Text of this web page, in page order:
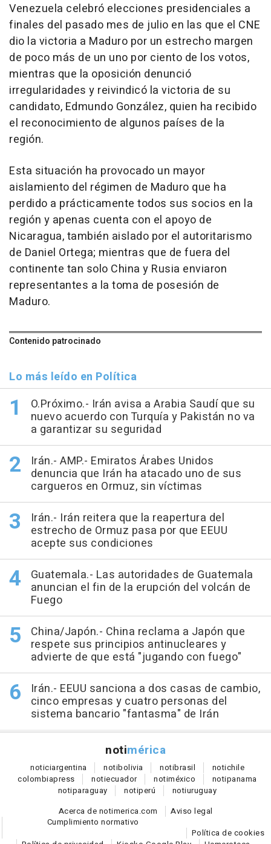
Venezuela celebró elecciones presidenciales a
finales del pasado mes de julio en las que el CNE
dio la victoria a Maduro por un estrecho margen
de poco más de un uno por ciento de los votos,
mientras que la oposición denunció
irregularidades y reivindicó la victoria de su
candidato, Edmundo González, quien ha recibido
el reconocimiento de algunos países de la
región.
Esta situación ha provocado un mayor
aislamiento del régimen de Maduro que ha
perdido a prácticamente todos sus socios en la
región y apenas cuenta con el apoyo de
Nicaragua, también aislado por el autoritarismo
de Daniel Ortega; mientras que de fuera del
continente tan solo China y Rusia enviaron
representantes a la toma de posesión de
Maduro.
Contenido patrocinado
Lo más leído en Política
O.Próximo.- Irán avisa a Arabia Saudí que su
nuevo acuerdo con Turquía y Pakistán no va
a garantizar su seguridad
Irán.- AMP.- Emiratos Árabes Unidos
denuncia que Irán ha atacado uno de sus
cargueros en Ormuz, sin víctimas
Irán.- Irán reitera que la reapertura del
estrecho de Ormuz pasa por que EEUU
acepte sus condiciones
Guatemala.- Las autoridades de Guatemala
anuncian el fin de la erupción del volcán de
Fuego
China/Japón.- China reclama a Japón que
respete sus principios antinucleares y
advierte de que está "jugando con fuego"
Irán.- EEUU sanciona a dos casas de cambio,
cinco empresas y cuatro personas del
sistema bancario "fantasma" de Irán
notimérica
noticiargentina notibolivia notibrasil notichile
colombiapress notiecuador notiméxico notipanama
notiparaguay notiperú notiuruguay
Acerca de notimerica.com
Aviso legal
Cumplimiento normativo
Política de cookies